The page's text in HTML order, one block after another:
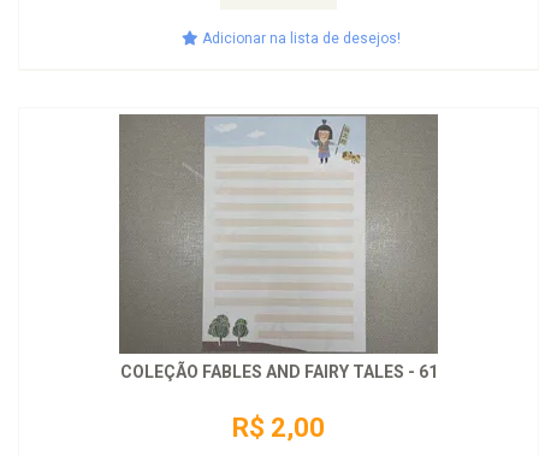
Adicionar na lista de desejos!
COLEÇÃO FABLES AND FAIRY TALES - 61
R$ 2,00